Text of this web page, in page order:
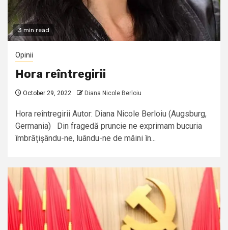
3 min read
Opinii
Hora reîntregirii
October 29, 2022 Diana Nicole Berloiu
Hora reîntregirii Autor: Diana Nicole Berloiu (Augsburg,
Germania) Din fragedă pruncie ne exprimam bucuria
îmbrățișându-ne, luându-ne de mâini în...